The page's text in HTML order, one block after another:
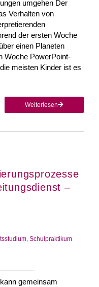
umgehen Der
Verhalten von
der ersten Woche
einen Planeten
Woche PowerPoint-
meisten Kinder ist es
Weiterlesen
–
Schulpraktikum
gemeinsam